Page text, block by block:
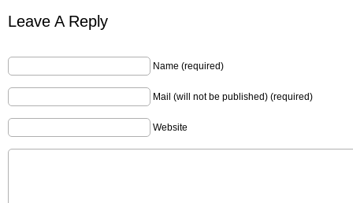
Leave A Reply
Name (required)
Mail (will not be published) (required)
Website